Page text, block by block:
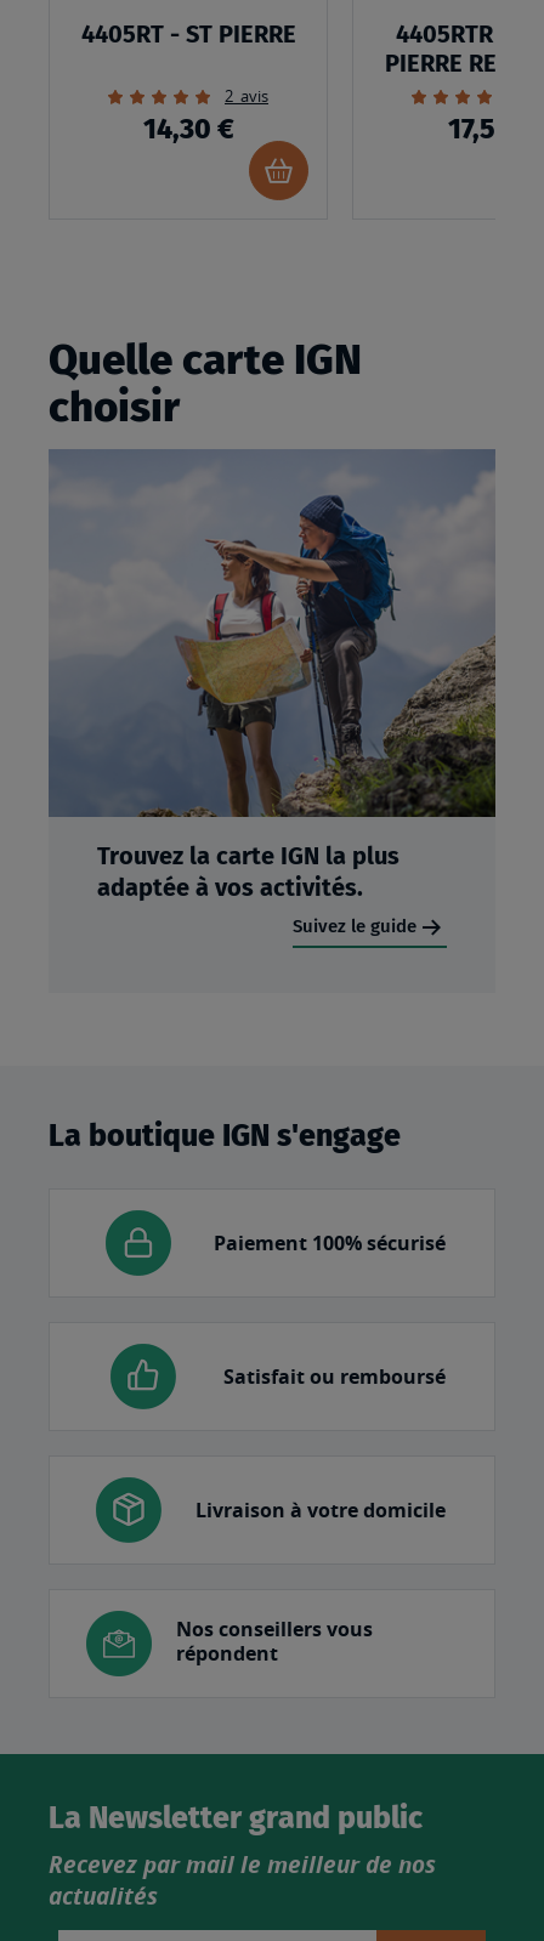
4405RT - ST PIERRE
Évaluation:
100%
2 avis
14,30 €
Ajouter
au
4405RTR -
PIERRE
Évaluation:
17,50 €
Quelle carte IGN
choisir
Trouvez la carte IGN la plus
adaptée à vos activités.
Suivez le guide
La boutique IGN s'engage
Paiement 100% sécurisé
Satisfait ou remboursé
Livraison à votre domicile
Nos conseillers vous
répondent
La Newsletter grand public
Recevez par mail le meilleur de nos
actualités